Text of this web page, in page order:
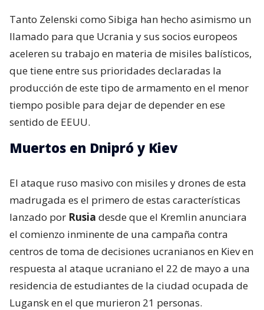
Tanto Zelenski como Sibiga han hecho asimismo un
llamado para que Ucrania y sus socios europeos
aceleren su trabajo en materia de misiles balísticos,
que tiene entre sus prioridades declaradas la
producción de este tipo de armamento en el menor
tiempo posible para dejar de depender en ese
sentido de EEUU.
Muertos en Dnipró y Kiev
El ataque ruso masivo con misiles y drones de esta
madrugada es el primero de estas características
lanzado por Rusia desde que el Kremlin anunciara
el comienzo inminente de una campaña contra
centros de toma de decisiones ucranianos en Kiev en
respuesta al ataque ucraniano el 22 de mayo a una
residencia de estudiantes de la ciudad ocupada de
Lugansk en el que murieron 21 personas.